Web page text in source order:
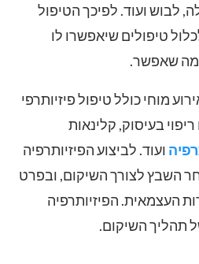
לבוש ועוד. לפיכך הטיפול
טיפולים שיאפשרו לו
שאפשר.
מוחי כולל טיפול פיזיותרפי
בעיסוק, קלינאות
ועוד. לביצוע הפיזיותרפיה
השבץ לצורך השיקום, ובפרט
העצמאית. הפיזיותרפיה
תהליך השיקום.